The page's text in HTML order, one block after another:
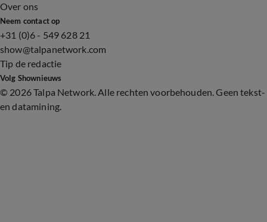
Over ons
Neem contact op
+31 (0)6 - 549 628 21
show@talpanetwork.com
Tip de redactie
Volg Shownieuws
© 2026 Talpa Network. Alle rechten voorbehouden. Geen tekst-
en datamining.